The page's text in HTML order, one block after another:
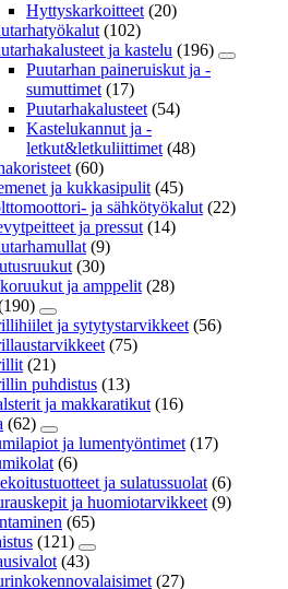
Hyttyskarkoitteet (20)
(102)
ja kastelu (196)
Puutarhan paineruiskut ja -
sumuttimet (17)
Puutarhakalusteet (54)
Kastelukannut ja -
letkut&letkuliittimet (48)
(60)
ja kukkasipulit (45)
ja sähkötyökalut (22)
ja pressut (14)
(9)
(30)
ja amppelit (28)
ja sytytystarvikkeet (56)
(75)
(21)
puhdistus (13)
ja makkaratikut (16)
(62)
ja lumentyöntimet (17)
(6)
ja sulatussuolat (6)
ja huomiotarvikkeet (9)
(65)
(121)
(43)
(27)